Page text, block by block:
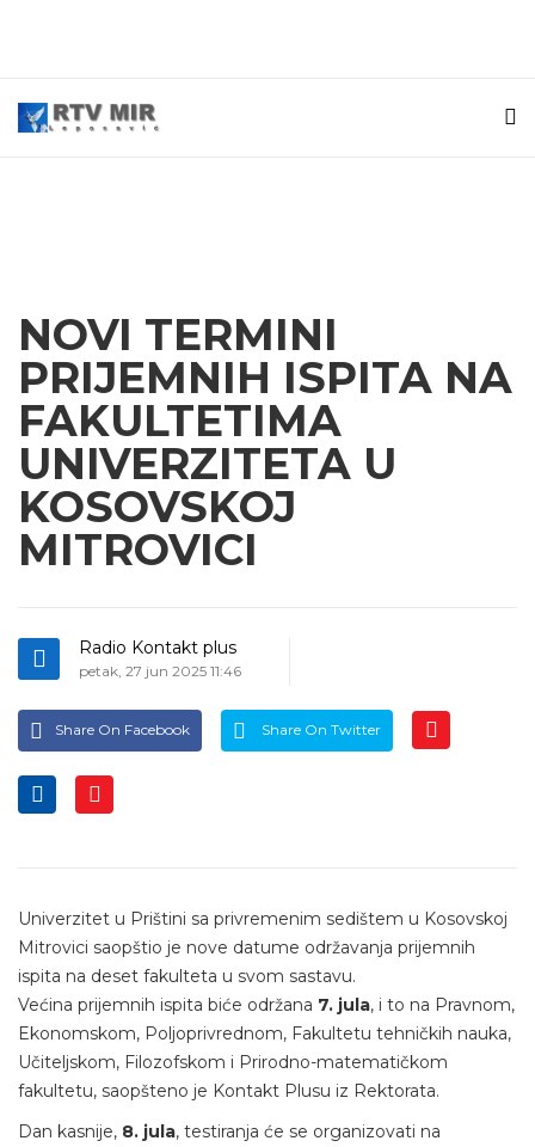
NOVI TERMINI
PRIJEMNIH ISPITA NA
FAKULTETIMA
UNIVERZITETA U
KOSOVSKOJ
MITROVICI
Radio Kontakt plus
petak, 27 jun 2025 11:46
Share On Facebook Share On Twitter
Univerzitet u Prištini sa privremenim sedištem u Kosovskoj
Mitrovici saopštio je nove datume održavanja prijemnih
ispita na deset fakulteta u svom sastavu.
Većina prijemnih ispita biće održana 7. jula, i to na Pravnom,
Ekonomskom, Poljoprivrednom, Fakultetu tehničkih nauka,
Učiteljskom, Filozofskom i Prirodno-matematičkom
fakultetu, saopšteno je Kontakt Plusu iz Rektorata.
Dan kasnije, 8. jula, testiranja će se organizovati na